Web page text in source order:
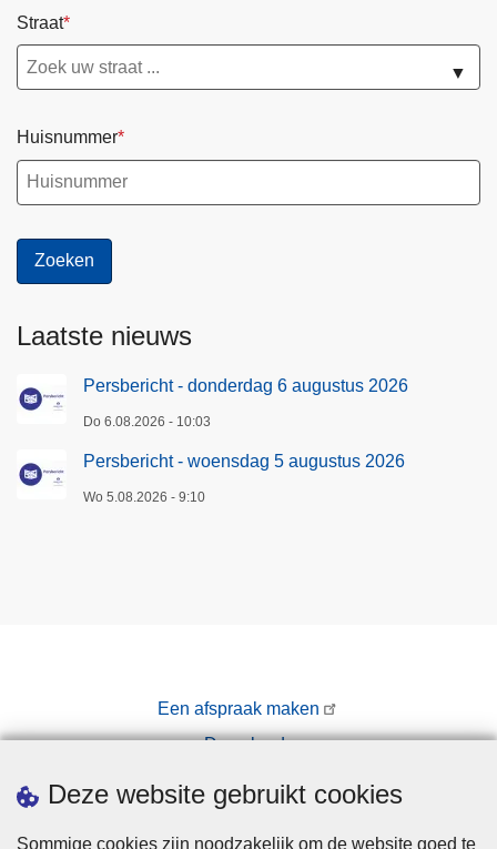
Deze website gebruikt cookies
Sommige cookies zijn noodzakelijk om de website goed te
Straat
▼
Huisnummer
Laatste nieuws
Persbericht - donderdag 6 augustus 2026
Do 6.08.2026 - 10:03
Persbericht - woensdag 5 augustus 2026
Wo 5.08.2026 - 9:10
Een afspraak maken
Downloads